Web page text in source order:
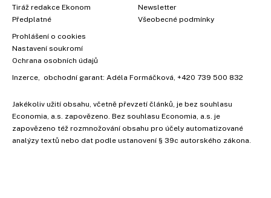
Tiráž redakce Ekonom
Předplatné
Newsletter
Všeobecné podmínky
Prohlášení o cookies
Nastavení soukromí
Ochrana osobních údajů
Inzerce, obchodní garant: Adéla Formáčková, +420 739 500 832
Jakékoliv užití obsahu, včetně převzetí článků, je bez souhlasu
Economia, a.s. zapovězeno. Bez souhlasu Economia, a.s. je
zapovězeno též rozmnožování obsahu pro účely automatizované
analýzy textů nebo dat podle ustanovení § 39c autorského zákona.